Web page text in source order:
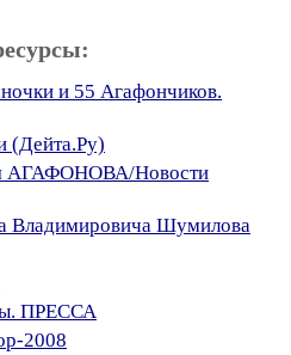
и 55 Агафончиков.
(Дейта.Ру)
АГАФОНОВА/Новости
Владимировича Шумилова
ПРЕССА
2008